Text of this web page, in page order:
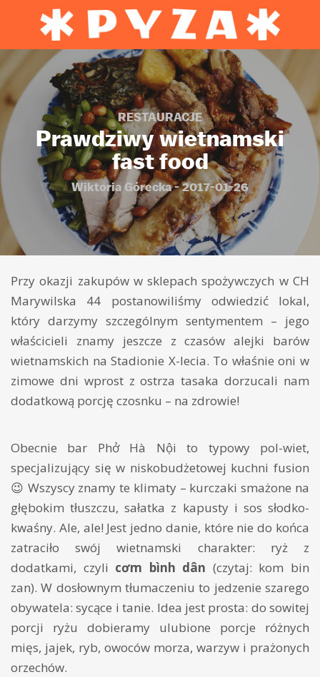
RESTAURACJE
Prawdziwy wietnamski
fast food
Wiktoria Górecka - 2017-01-26
Przy okazji zakupów w sklepach spożywczych w CH
Marywilska 44 postanowiliśmy odwiedzić lokal,
który darzymy szczególnym sentymentem – jego
właścicieli znamy jeszcze z czasów alejki barów
wietnamskich na Stadionie X-lecia. To właśnie oni w
zimowe dni wprost z ostrza tasaka dorzucali nam
dodatkową porcję czosnku – na zdrowie!
Obecnie bar Phở Hà Nội to typowy pol-wiet,
specjalizujący się w niskobudżetowej kuchni fusion
😉 Wszyscy znamy te klimaty – kurczaki smażone na
głębokim tłuszczu, sałatka z kapusty i sos słodko-
kwaśny. Ale, ale! Jest jedno danie, które nie do końca
zatraciło swój wietnamski charakter: ryż z
dodatkami, czyli cơm bình dân (czytaj: kom bin
zan). W dosłownym tłumaczeniu to jedzenie szarego
obywatela: sycące i tanie. Idea jest prosta: do sowitej
porcji ryżu dobieramy ulubione porcje różnych
mięs, jajek, ryb, owoców morza, warzyw i prażonych
orzechów.